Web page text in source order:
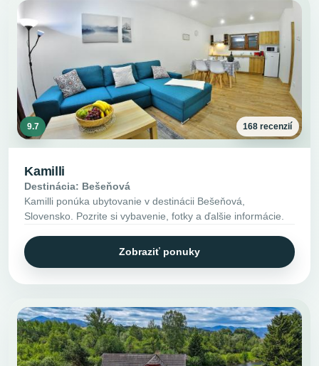
9.7 168 recenzií
Kamilli
Destinácia: Bešeňová
Kamilli ponúka ubytovanie v destinácii Bešeňová,
Slovensko. Pozrite si vybavenie, fotky a ďalšie informácie.
Zobraziť ponuky